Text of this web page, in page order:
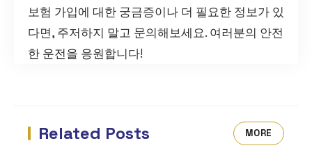
보험 가입에 대한 궁금증이나 더 필요한 정보가 있
다면, 주저하지 말고 문의해보세요. 여러분의 안전
한 운전을 응원합니다!
Related Posts MORE